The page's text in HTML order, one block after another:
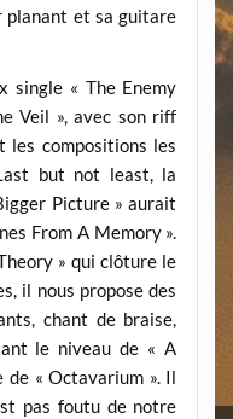
planant et sa guitare
single « The Enemy
Veil », avec son riff
les compositions les
but not least, la
Picture » aurait
From A Memory ».
» qui clôture le
il nous propose des
chant de braise,
le niveau de « A
de « Octavarium ». Il
pas foutu de notre